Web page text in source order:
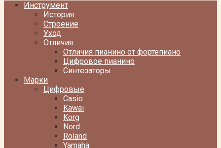
Инструмент
История
Строение
Уход
Отличия
Отличия пианино от фортепиано
Цифровое пианино
Синтезаторы
Марки
Цифровые
Casio
Kawai
Korg
Nord
Roland
Yamaha